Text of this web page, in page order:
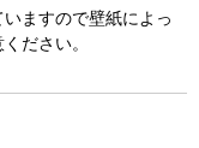
ますので壁紙によっ
ださい。